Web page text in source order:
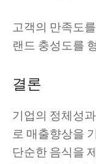
고객의 만족도
랜드 충성도를
결론
기업의 정체성
로 매출향상을
단순한 음식을